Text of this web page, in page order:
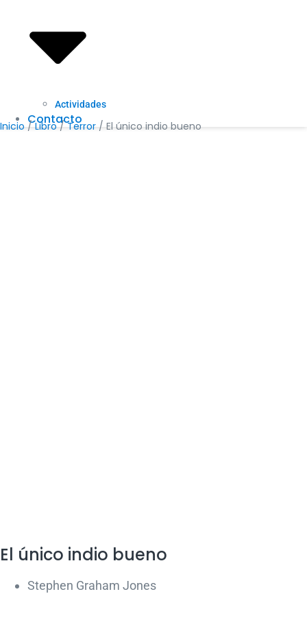
Actividades
Contacto
Inicio /Libro/Terror / El único indio bueno
El único indio bueno
Stephen Graham Jones